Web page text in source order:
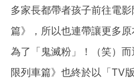
多家長都帶者孩子前往電
篇》，所以也連帶讓更多
為了「鬼滅粉」！（笑）
限列車篇》也終於以「TV